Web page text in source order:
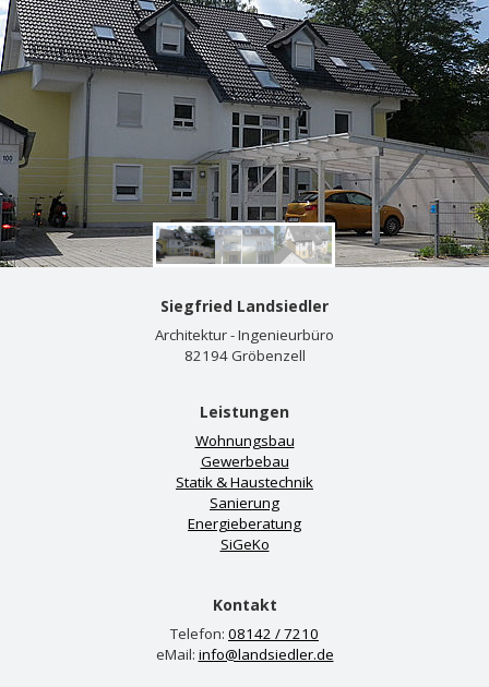
Siegfried Landsiedler
Architektur - Ingenieurbüro
82194 Gröbenzell
Leistungen
Wohnungsbau
Gewerbebau
Statik & Haustechnik
Sanierung
Energieberatung
SiGeKo
Kontakt
Telefon: 08142 / 7210
eMail: info@landsiedler.de